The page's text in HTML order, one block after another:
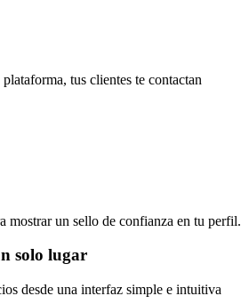
tus clientes te contactan
mostrar un sello de confianza en tu perfil.
solo lugar
desde una interfaz simple e intuitiva